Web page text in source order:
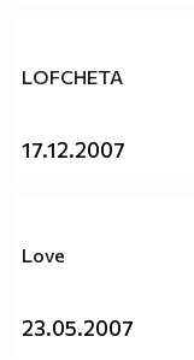
LOFCHETA
17.12.2007
Love
23.05.2007